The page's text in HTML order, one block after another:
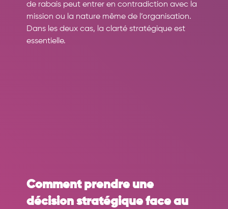
de rabais peut entrer en contradiction avec la
mission ou la nature même de l’organisation.
Dans les deux cas, la clarté stratégique est
essentielle.
Comment prendre une
décision stratégique face au